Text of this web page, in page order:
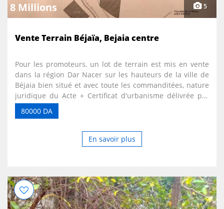
8 Millions 5
Vente Terrain Béjaïa, Bejaia centre
Pour les promoteurs, un lot de terrain est mis en vente
dans la région Dar Nacer sur les hauteurs de la ville de
Béjaia bien situé et avec toute les commanditées, nature
juridique du Acte + Certificat d'urbanisme délivrée par
les services de l'APC de Béjaia.
80000 DA
En savoir plus